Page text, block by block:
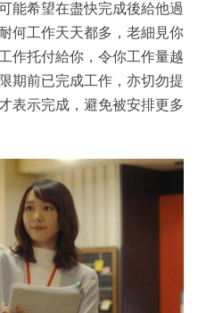
能希望在盡快完成後給他過
何工作天天都多，老細見你
作托付給你，令你工作量越
期前已完成工作，亦切勿提
表示完成，避免被安排更多